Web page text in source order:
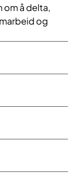
om å delta,
og